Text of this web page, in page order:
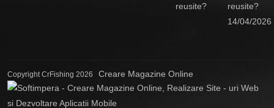
reusite?
14/04/2026
Copyright CrFishing 2026 Creare Magazine Online